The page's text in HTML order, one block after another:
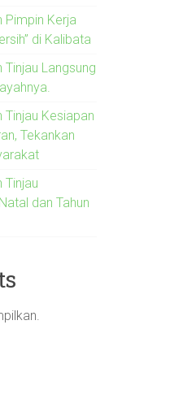
Kerja
di Kalibata
Langsung
Kesiapan
Tekankan
dan Tahun